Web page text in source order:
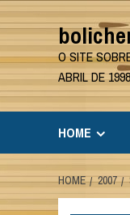
Skip
to
content
O SITE
ABRIL DE
HOME
HOME 2007